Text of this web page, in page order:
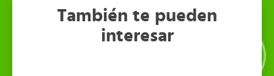
También te pueden
interesar